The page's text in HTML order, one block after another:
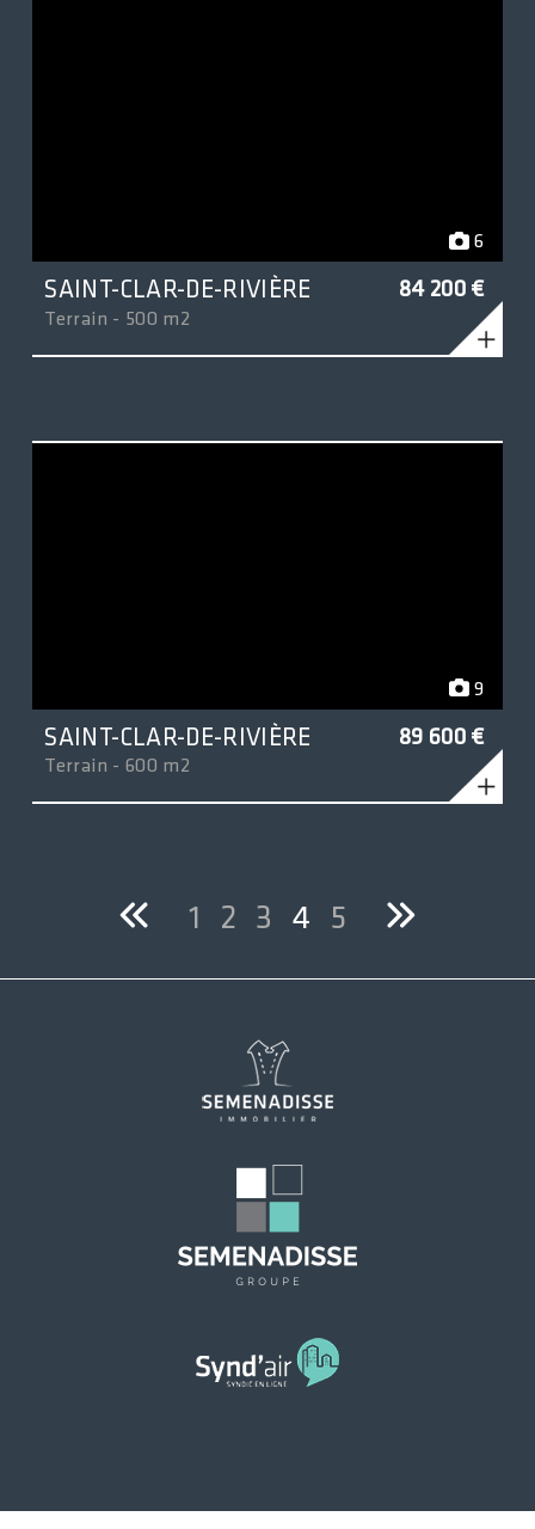
SAINT-CLAR-DE-RIVIÈRE 84 200 €
Terrain - 500 m2
6
SAINT-CLAR-DE-RIVIÈRE 89 600 €
Terrain - 600 m2
9
1 2 3 4 5